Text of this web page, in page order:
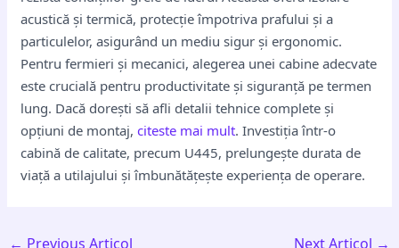
acustică și termică, protecție împotriva prafului și a
particulelor, asigurând un mediu sigur și ergonomic.
Pentru fermieri și mecanici, alegerea unei cabine adecvate
este crucială pentru productivitate și siguranță pe termen
lung. Dacă dorești să afli detalii tehnice complete și
opțiuni de montaj,citeste mai mult. Investiția într-o
cabină de calitate, precum U445, prelungește durata de
viață a utilajului și îmbunătățește experiența de operare.
← Previous Articol Next Articol →